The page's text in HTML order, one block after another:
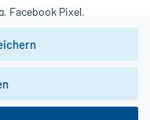
Facebook Pixel,
gem. EU-
in Drittstaaten bzw.